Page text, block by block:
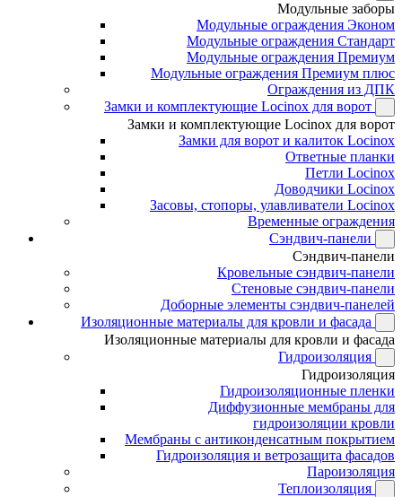
Модульные заборы
Модульные ограждения Эконом
Модульные ограждения Стандарт
Модульные ограждения Премиум
Модульные ограждения Премиум плюс
Ограждения из ДПК
Замки и комплектующие Locinox для ворот
Замки и комплектующие Locinox для ворот
Замки для ворот и калиток Locinox
Ответные планки
Петли Locinox
Доводчики Locinox
Засовы, стопоры, улавливатели Locinox
Временные ограждения
Сэндвич-панели
Сэндвич-панели
Кровельные сэндвич-панели
Стеновые сэндвич-панели
Доборные элементы сэндвич-панелей
Изоляционные материалы для кровли и фасада
Изоляционные материалы для кровли и фасада
Гидроизоляция
Гидроизоляция
Гидроизоляционные пленки
Диффузионные мембраны для
гидроизоляции кровли
Мембраны с антиконденсатным покрытием
Гидроизоляция и ветрозащита фасадов
Пароизоляция
Теплоизоляция